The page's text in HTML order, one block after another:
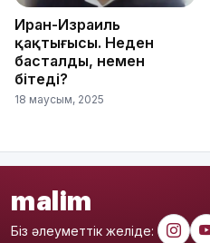
Иран-Израиль
қақтығысы. Неден
басталды, немен
бітеді?
18 маусым, 2025
malim
Біз әлеуметтік желіде: